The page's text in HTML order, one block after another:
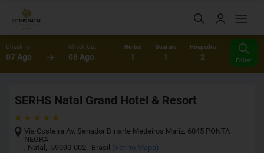
Check-In
07 Ago
Check-Out
08 Ago
Noites
1
Quartos
1
Hóspedes
2 Editar
SERHS Natal Grand Hotel & Resort
Via Costeira Av. Senador Dinarte Medeiros Mariz, 6045 PONTA
NEGRA
, Natal , 59090-002, Brasil (Ver no Mapa)